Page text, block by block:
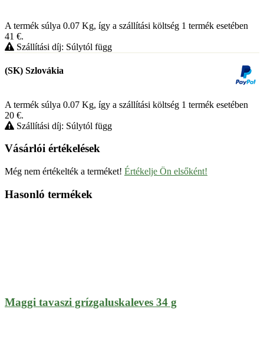
A termék súlya 0.07 Kg, így a szállítási költség 1 termék esetében
41 €.
Szállítási díj: Súlytól függ
(SK) Szlovákia
A termék súlya 0.07 Kg, így a szállítási költség 1 termék esetében
20 €.
Szállítási díj: Súlytól függ
Vásárlói értékelések
Még nem értékelték a terméket! Értékelje Ön elsőként!
Hasonló termékek
Maggi tavaszi grízgaluskaleves 34 g